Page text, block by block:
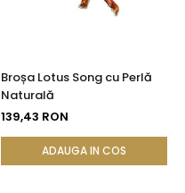
Broșa Lotus Song cu Perlă
Naturală
139,43 RON
ADAUGA IN COS